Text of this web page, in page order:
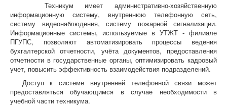
Техникум имеет административно-хозяйственную
информационную систему, внутреннюю телефонную сеть,
систему видеонаблюдения, систему пожарной сигнализации.
Информационные системы, используемые в УТЖТ - филиале
ПГУПС, позволяют автоматизировать процессы ведения
бухгалтерской отчетности, учёта документов, предоставления
отчетности в государственные органы, оптимизировать кадровый
учет, повысить эффективность взаимодействия подразделений.
Доступ к системе внутренней телефонной связи может
предоставляться обучающимся в случае необходимости в
учебной части техникума.